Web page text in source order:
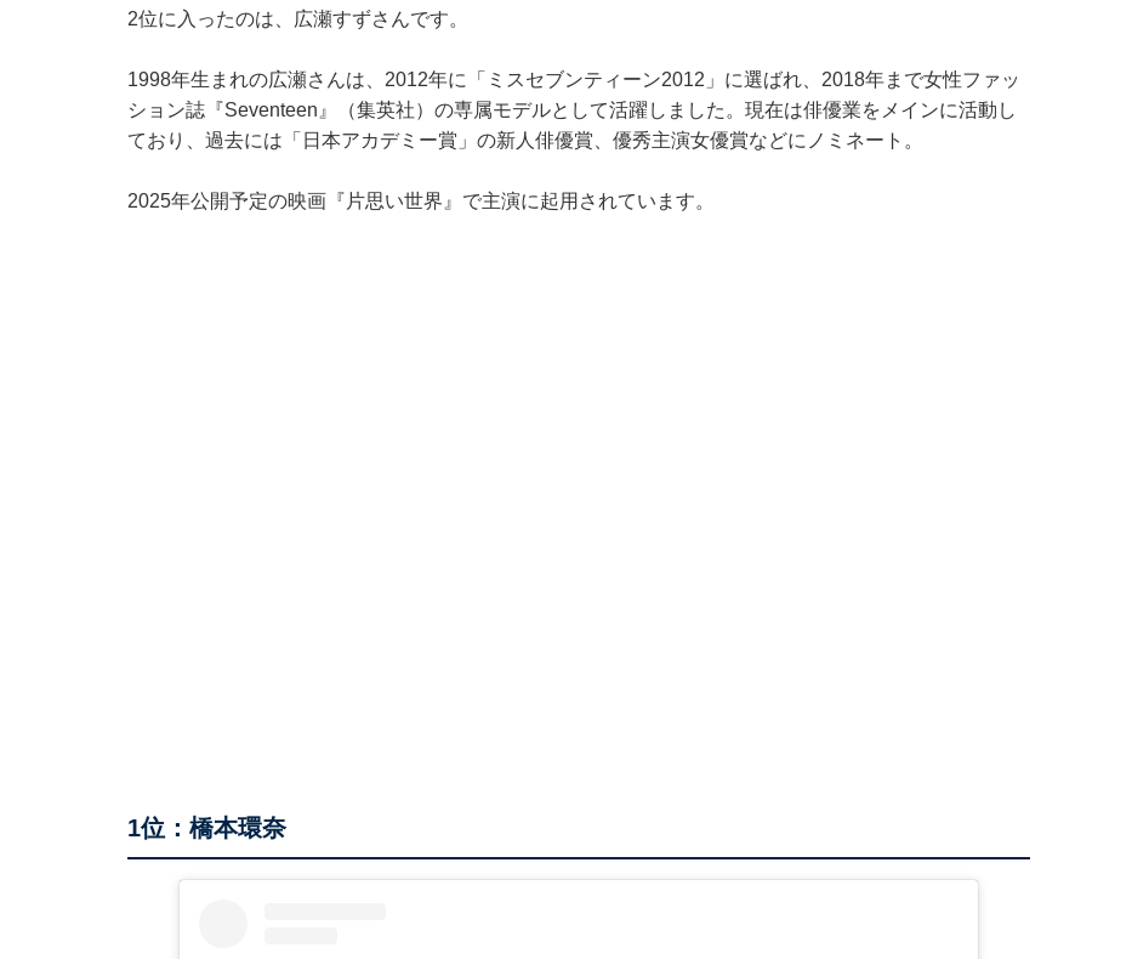
2位に入ったのは、広瀬すずさんです。
1998年生まれの広瀬さんは、2012年に「ミスセブンティーン2012」に選ばれ、2018年まで女性ファッ
ション誌『Seventeen』（集英社）の専属モデルとして活躍しました。現在は俳優業をメインに活動し
ており、過去には「日本アカデミー賞」の新人俳優賞、優秀主演女優賞などにノミネート。
2025年公開予定の映画『片思い世界』で主演に起用されています。
1位：橋本環奈